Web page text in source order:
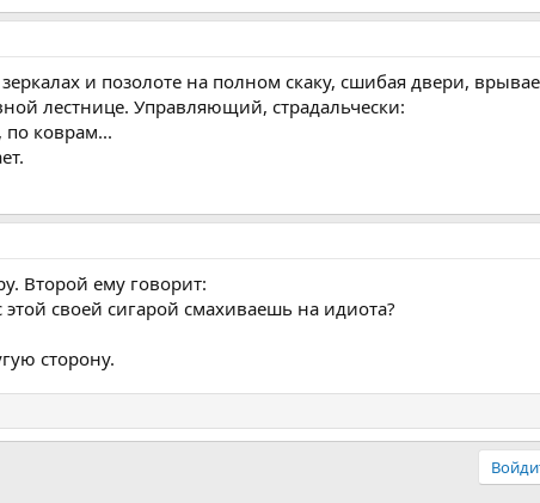
и позолоте на полном скаку, сшибая двери,
лестнице. Управляющий, страдальчески:
коврам...
Второй ему говорит:
своей сигарой смахиваешь на идиота?
сторону.